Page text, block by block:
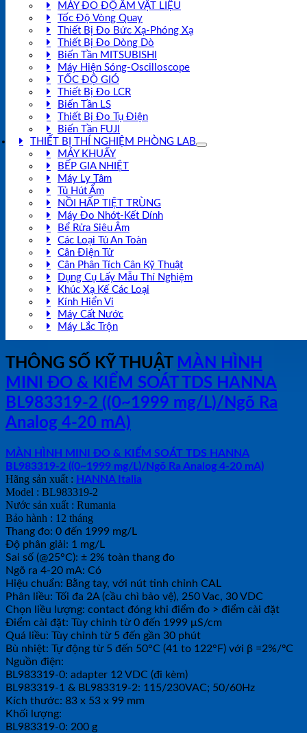
MÁY ĐO ĐỘ ẨM VẬT LIỆU
Tốc Độ Vòng Quay
Thiết Bị Đo Bức Xạ-Phóng Xạ
Thiết Bị Đo Dòng Dò
Biến Tần MITSUBISHI
Máy Hiện Sóng-Oscilloscope
TỐC ĐỘ GIÓ
Thiết Bị Đo LCR
Biến Tần LS
Thiết Bị Đo Tụ Điện
Biến Tần FUJI
THIẾT BỊ THÍ NGHIỆM PHÒNG LAB
MÁY KHUẤY
BẾP GIA NHIỆT
Máy Ly Tâm
Tủ Hút Ẩm
NỒI HẤP TIỆT TRÙNG
Máy Đo Nhớt-Kết Dính
Bể Rửa Siêu Âm
Các Loại Tủ An Toàn
Cân Điện Tử
Cân Phân Tích Cân Kỹ Thuật
Dụng Cụ Lấy Mẫu Thí Nghiệm
Khúc Xạ Kế Các Loại
Kính Hiển Vi
Máy Cất Nước
Máy Lắc Trộn
THÔNG SỐ KỸ THUẬT MÀN HÌNH
MINI ĐO & KIỂM SOÁT TDS HANNA
BL983319-2 ((0~1999 mg/L)/Ngõ Ra
Analog 4-20 mA)
MÀN HÌNH MINI ĐO & KIỂM SOÁT TDS HANNA
BL983319-2 ((0~1999 mg/L)/Ngõ Ra Analog 4-20 mA)
Hãng sản xuất : HANNA Italia
Model : BL983319-2
Nước sản xuất : Rumania
Bảo hành : 12 tháng
Thang đo: 0 đến 1999 mg/L
Độ phân giải: 1 mg/L
Sai số (@25°C): ± 2% toàn thang đo
Ngõ ra 4-20 mA: Có
Hiệu chuẩn: Bằng tay, với nút tinh chỉnh CAL
Phân liều: Tối đa 2A (cầu chì bảo vệ), 250 Vac, 30 VDC
Chọn liều lượng: contact đóng khi điểm đo > điểm cài đặt
Điểm cài đặt: Tùy chỉnh từ 0 đến 1999 μS/cm
Quá liều: Tùy chỉnh từ 5 đến gần 30 phút
Bù nhiệt: Tự động từ 5 đến 50°C (41 to 122°F) với β =2%/ºC
Nguồn điện:
BL983319-0: adapter 12 VDC (đi kèm)
BL983319-1 & BL983319-2: 115/230VAC; 50/60Hz
Kích thước: 83 x 53 x 99 mm
Khối lượng:
BL983319-0: 200 g